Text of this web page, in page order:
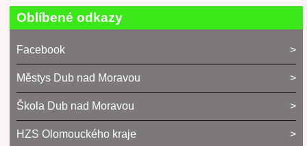
Oblíbené odkazy
Facebook
Městys Dub nad Moravou
Škola Dub nad Moravou
HZS Olomouckého kraje